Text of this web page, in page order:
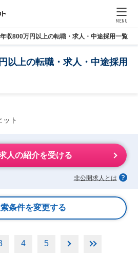
MENU
収800万円以上の転職・求人・中途採用一覧
以上の転職・求人・中途採用
ット
人の紹介を受ける
非公開求人とは
条件を変更する
4 5